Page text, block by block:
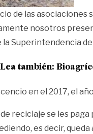
de las
nosotros
Superintendencia
Lea también:
en el 2017, el
reciclaje se les
es decir,